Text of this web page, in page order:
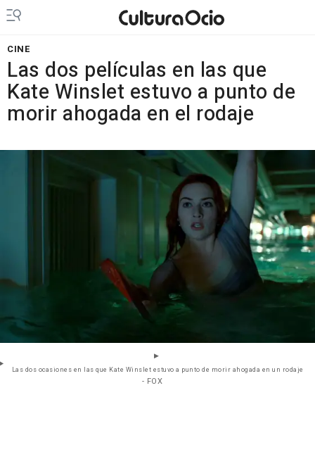
CINE
Las dos películas en las que
Kate Winslet estuvo a punto de
morir ahogada en el rodaje
Las dos ocasiones en las que Kate Winslet estuvo a punto de morir ahogada en un rodaje
- FOX